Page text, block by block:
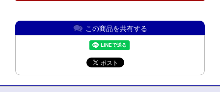
この商品を共有する